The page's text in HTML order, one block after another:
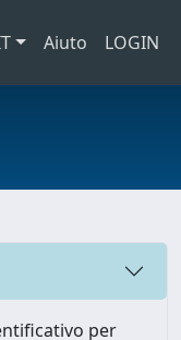
Aiuto LOGIN
per